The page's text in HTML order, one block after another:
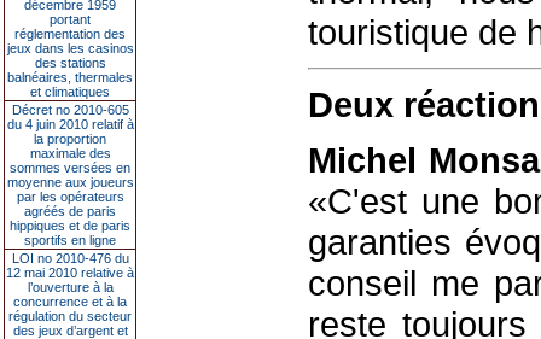
décembre 1959
portant
réglementation des
jeux dans les casinos
des stations
balnéaires, thermales
et climatiques
Décret no 2010-605
du 4 juin 2010 relatif à
la proportion
maximale des
sommes versées en
moyenne aux joueurs
par les opérateurs
agréés de paris
hippiques et de paris
sportifs en ligne
LOI no 2010-476 du
12 mai 2010 relative à
l’ouverture à la
concurrence et à la
régulation du secteur
des jeux d’argent et
touristique de
Deux
Michel
«C'est une
garanties
conseil me
reste